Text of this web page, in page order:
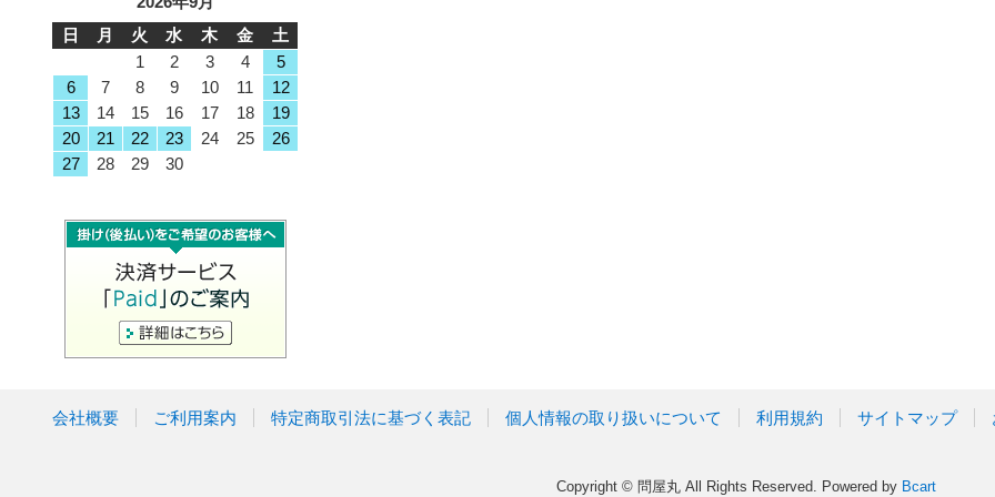
日
月 火 水 木 金
土
1
2 3 4
5
6
7 8 9 10 11
12
13
14 15 16 17 18
19
20
21 22 23 24 25
26
27
28 29 30
会社概要 ご利用案内 特定商取引法に基づく表記 個人情報の取り扱いについて 利用規約 サイトマップ
Copyright © 問屋丸 All Rights Reserved. Powered by Bcart